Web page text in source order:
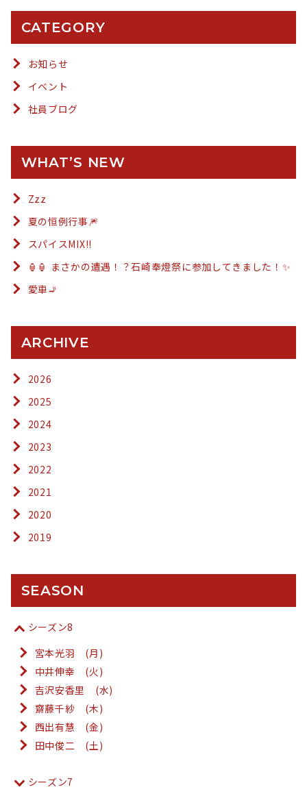
CATEGORY
お知らせ
イベント
社員ブログ
WHAT’S NEW
Zzz
夏の恒例行事🎆
スパイスMIX!!
🏮🏮 まさかの遭遇！？石崎奉燈祭に参加してきました！✨
愛車🚬
ARCHIVE
2026
2025
2024
2023
2022
2021
2020
2019
SEASON
シーズン8
宮本光羽 (月)
中井伸幸 (火)
吉沢安香里 (水)
齋藤千紗 (木)
西出有慧 (金)
田中俊二 (土)
シーズン7